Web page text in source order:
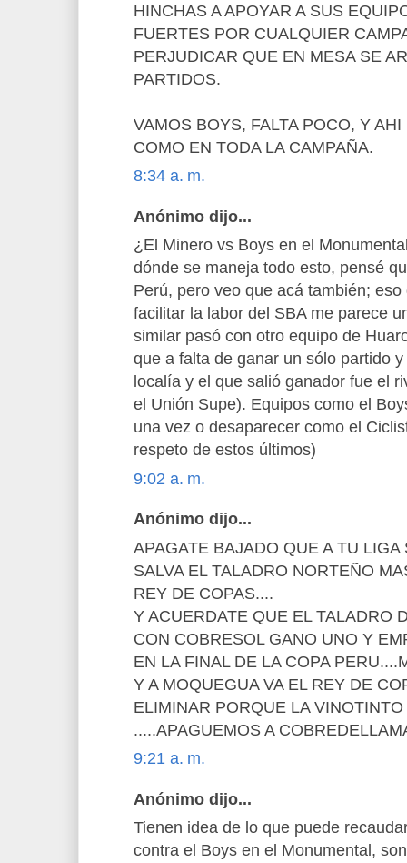
HINCHAS A APOYAR A SUS
FUERTES POR CUALQUIER
PERJUDICAR QUE EN MESA SE
PARTIDOS.
VAMOS BOYS, FALTA POCO, Y
COMO EN TODA LA CAMPAÑA.
8:34 a. m.
Anónimo dijo...
¿El Minero vs Boys en el
dónde se maneja todo esto, pensé
Perú, pero veo que acá también;
facilitar la labor del SBA me parece
similar pasó con otro equipo de
que a falta de ganar un sólo partido
localía y el que salió ganador fue el
el Unión Supe). Equipos como el
una vez o desaparecer como el
respeto de estos últimos)
9:02 a. m.
Anónimo dijo...
APAGATE BAJADO QUE A TU
SALVA EL TALADRO NORTEÑO
REY DE COPAS....
Y ACUERDATE QUE EL TALADRO
CON COBRESOL GANO UNO Y
EN LA FINAL DE LA COPA
Y A MOQUEGUA VA EL REY DE
ELIMINAR PORQUE LA
.....APAGUEMOS A
9:21 a. m.
Anónimo dijo...
Tienen idea de lo que puede
contra el Boys en el Monumental,